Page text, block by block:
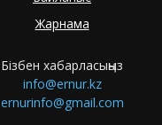
Жарнама
Бізбен хабарласыңыз
info@ernur.kz
ernurinfo@gmail.com